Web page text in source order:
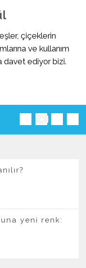
çiçeklerin
ve kullanım
davet ediyor bizi.
yeni renk: